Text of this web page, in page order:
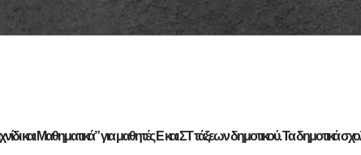
και Μαθηματικά”για μαθητές Ε και ΣΤ τάξεων δημοτικού. Τα δημοτικά